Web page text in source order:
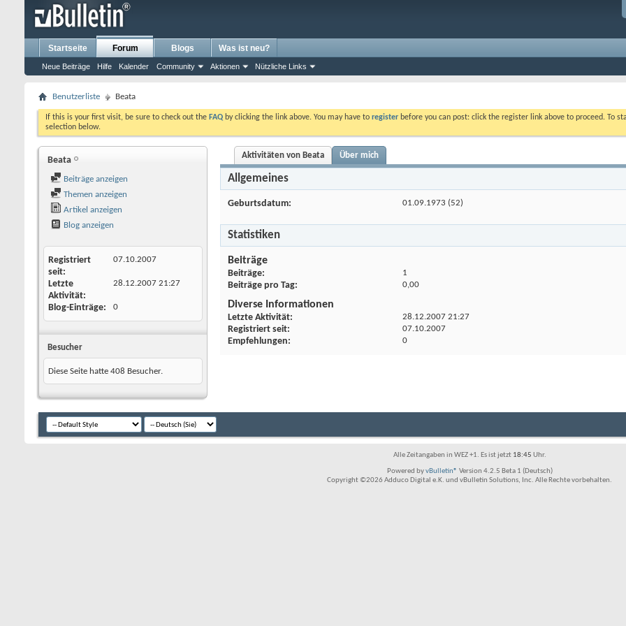
Startseite Forum
Neue Beiträge Hilfe Kalender Community Aktionen Nützliche Links
Blogs Was ist neu?
Benutzerliste Beata
If this is your first visit, be sure to check out the FAQ by clicking the link above. You may have to register before you can post: click the register link above to proceed. To
selection below.
Beata
Beiträge anzeigen
Themen anzeigen
Artikel anzeigen
Blog anzeigen
Registriert
seit
07.10.2007
Letzte
Aktivität
28.12.2007 21:27
Blog-Einträge 0
Besucher
Diese Seite hatte 408 Besucher.
Aktivitäten von Beata Über mich
Allgemeines
Geburtsdatum 01.09.1973 (52)
Statistiken
Beiträge
Beiträge 1
Beiträge pro Tag 0,00
Diverse Informationen
Letzte Aktivität 28.12.2007 21:27
Registriert seit 07.10.2007
Empfehlungen 0
Alle Zeitangaben in WEZ +1. Es ist jetzt 18:45 Uhr.
Powered byvBulletin® Version 4.2.5 Beta 1 (Deutsch)
Copyright ©2026 Adduco Digital e.K. und vBulletin Solutions, Inc. Alle Rechte vorbehalten.